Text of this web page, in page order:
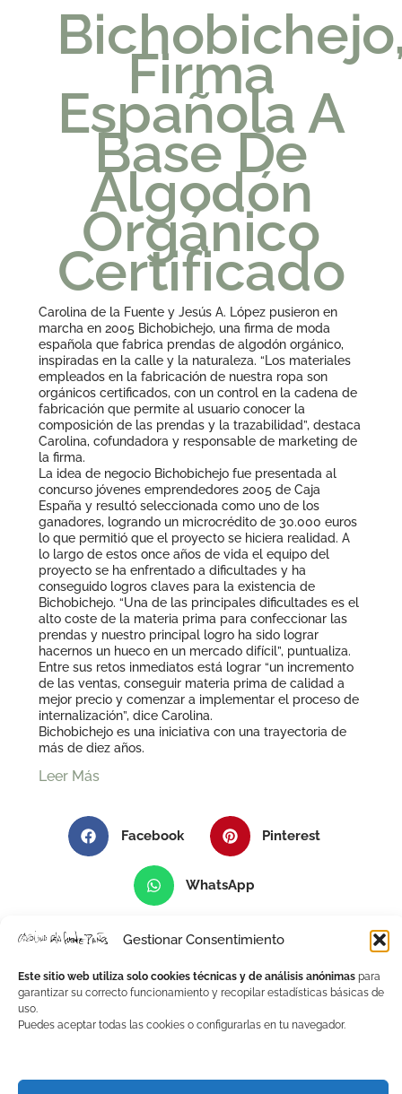
Gestionar Consentimiento
Este sitio web utiliza solo cookies técnicas y de análisis anónimas para
garantizar su correcto funcionamiento y recopilar estadísticas básicas de
uso.
Puedes aceptar todas las cookies o configurarlas en tu navegador.
Firma
Española A
Base De
Algodón
Orgánico
Certificado
Carolina de la Fuente y Jesús A. López pusieron en
marcha en 2005 Bichobichejo, una firma de moda
española que fabrica prendas de algodón orgánico,
inspiradas en la calle y la naturaleza. “Los materiales
empleados en la fabricación de nuestra ropa son
orgánicos certificados, con un control en la cadena de
fabricación que permite al usuario conocer la
composición de las prendas y la trazabilidad”, destaca
Carolina, cofundadora y responsable de marketing de
la firma.
La idea de negocio Bichobichejo fue presentada al
concurso jóvenes emprendedores 2005 de Caja
España y resultó seleccionada como uno de los
ganadores, logrando un microcrédito de 30.000 euros
lo que permitió que el proyecto se hiciera realidad. A
lo largo de estos once años de vida el equipo del
proyecto se ha enfrentado a dificultades y ha
conseguido logros claves para la existencia de
Bichobichejo. “Una de las principales dificultades es el
alto coste de la materia prima para confeccionar las
prendas y nuestro principal logro ha sido lograr
hacernos un hueco en un mercado difícil”, puntualiza.
Entre sus retos inmediatos está lograr “un incremento
de las ventas, conseguir materia prima de calidad a
mejor precio y comenzar a implementar el proceso de
internalización”, dice Carolina.
Bichobichejo es una iniciativa con una trayectoria de
más de diez años.
Leer Más
Facebook Pinterest
WhatsApp
Paisaje,
Materia Y